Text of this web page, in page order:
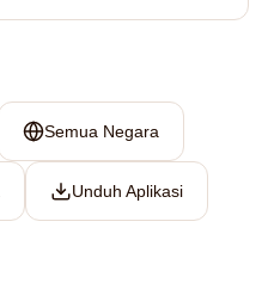
Semua Negara
Unduh Aplikasi